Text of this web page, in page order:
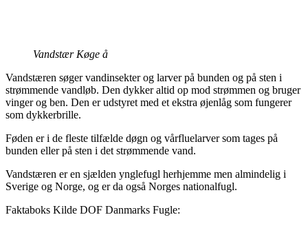
Vandstær Køge å
Vandstæren søger vandinsekter og larver på bunden og på sten i
strømmende vandløb. Den dykker altid op mod strømmen og bruger
vinger og ben. Den er udstyret med et ekstra øjenlåg som fungerer
som dykkerbrille.
Føden er i de fleste tilfælde døgn og vårfluelarver som tages på
bunden eller på sten i det strømmende vand.
Vandstæren er en sjælden ynglefugl herhjemme men almindelig i
Sverige og Norge, og er da også Norges nationalfugl.
Faktaboks Kilde DOF Danmarks Fugle: